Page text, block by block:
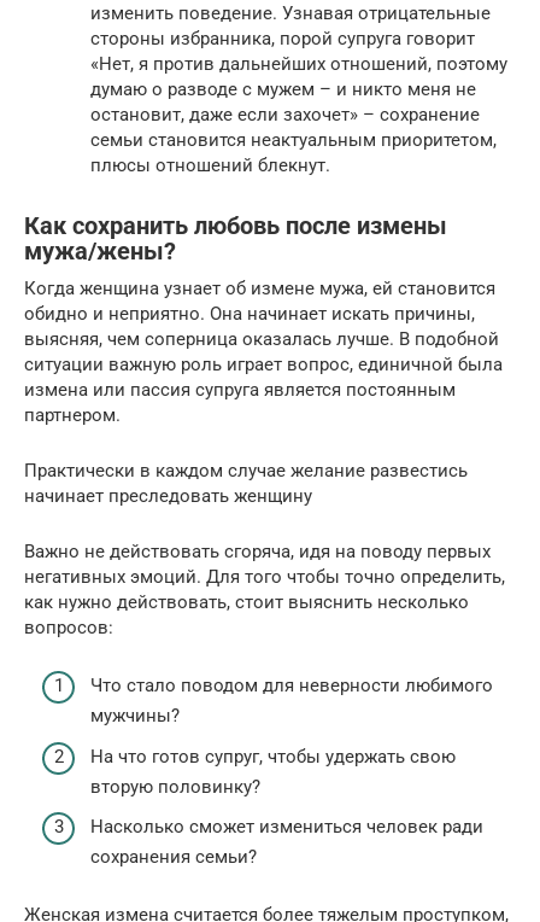
изменить поведение. Узнавая отрицательные
стороны избранника, порой супруга говорит
«Нет, я против дальнейших отношений, поэтому
думаю о разводе с мужем – и никто меня не
остановит, даже если захочет» – сохранение
семьи становится неактуальным приоритетом,
плюсы отношений блекнут.
Как сохранить любовь после измены
мужа/жены?
Когда женщина узнает об измене мужа, ей становится
обидно и неприятно. Она начинает искать причины,
выясняя, чем соперница оказалась лучше. В подобной
ситуации важную роль играет вопрос, единичной была
измена или пассия супруга является постоянным
партнером.
Практически в каждом случае желание развестись
начинает преследовать женщину
Важно не действовать сгоряча, идя на поводу первых
негативных эмоций. Для того чтобы точно определить,
как нужно действовать, стоит выяснить несколько
вопросов:
Что стало поводом для неверности любимого
мужчины?
На что готов супруг, чтобы удержать свою
вторую половинку?
Насколько сможет измениться человек ради
сохранения семьи?
Женская измена считается более тяжелым проступком,